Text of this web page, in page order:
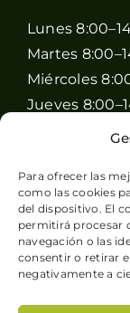
Para ofrecer las
como las cookies
del dispositivo. El
permitirá procesar
navegación o las
consentir o retirar
negativamente a
Lunes
Martes
Miércoles
Jueves
Viernes
Domingo